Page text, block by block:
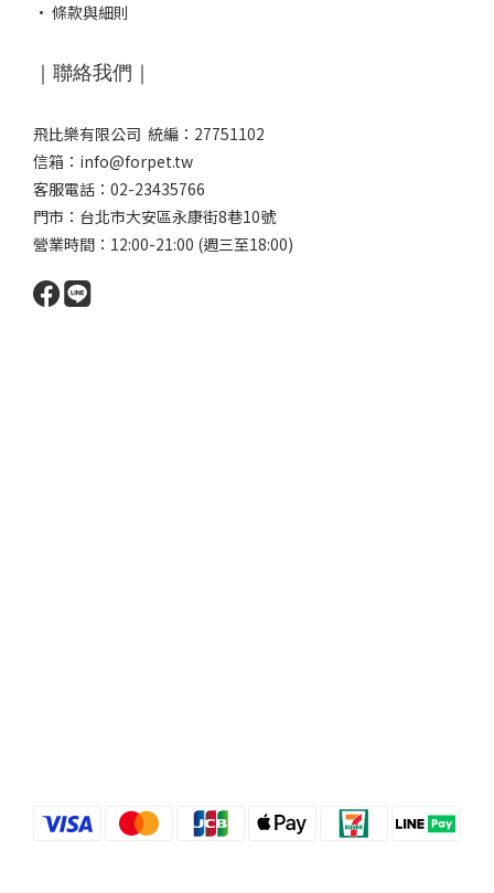
· 條款與細則
｜聯絡我們｜
飛比樂有限公司 統編：27751102
信箱：info@forpet.tw
客服電話：02-23435766
門市： 台北市大安區永康街8巷10號
營業時間：12:00-21:00 (週三至18:00)